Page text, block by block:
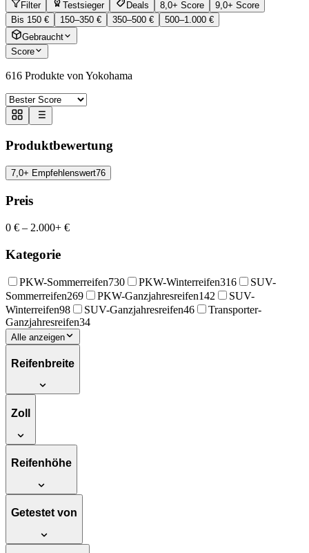
Filter
Testsieger Deals 8,0+ Score
9,0+ Score
Bis 150 €
150–350 € 350–500 €
500–1.000 €
Gebraucht
Score
616 Produkte von Yokohama
Produktbewertung
7,0+ Empfehlenswert76
Preis
0 € – 2.000+ €
Kategorie
PKW-Sommerreifen730 PKW-Winterreifen316
SUV-
Sommerreifen269 PKW-Ganzjahresreifen142
SUV-
Winterreifen98 SUV-Ganzjahresreifen46
Transporter-
Ganzjahresreifen34
Alle anzeigen
Reifenbreite
Zoll
Reifenhöhe
Getestet von